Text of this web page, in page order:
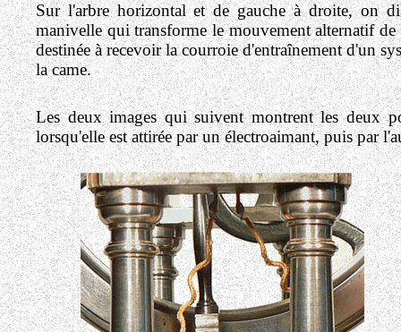
Sur l'arbre horizontal et de gauche à droite, on
manivelle qui transforme le mouvement alternatif
destinée à recevoir la courroie d'entraînement d'un
la came.
Les deux images qui suivent montrent les deux
lorsqu'elle est attirée par un électroaimant, puis par